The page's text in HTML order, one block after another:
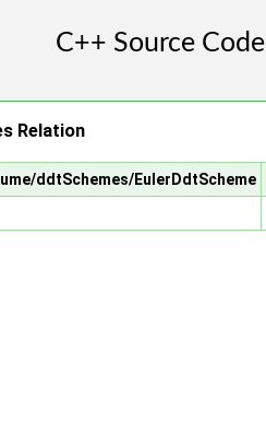
Relation
ddtSchemes/EulerDdtScheme